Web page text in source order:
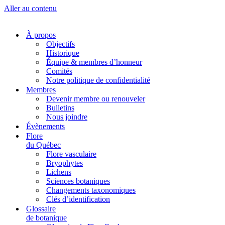
Aller au contenu
À propos
Objectifs
Historique
Équipe & membres d’honneur
Comités
Notre politique de confidentialité
Membres
Devenir membre ou renouveler
Bulletins
Nous joindre
Évènements
Flore
du Québec
Flore vasculaire
Bryophytes
Lichens
Sciences botaniques
Changements taxonomiques
Clés d’identification
Glossaire
de botanique